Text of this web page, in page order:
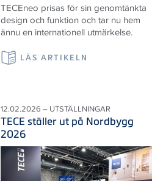
TECEneo prisas för sin genomtänkta
design och funktion och tar nu hem
ännu en internationell utmärkelse.
LÄS ARTIKELN
12.02.2026 – UTSTÄLLNINGAR
TECE ställer ut på Nordbygg
2026